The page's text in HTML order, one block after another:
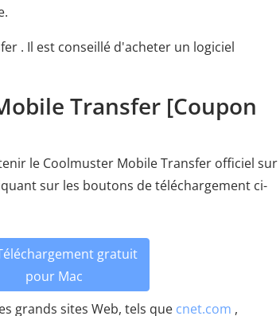
. Il est conseillé d'acheter un logiciel
Transfer [Coupon
le Coolmuster Mobile Transfer officiel sur
sur les boutons de téléchargement ci-
gratuit
pour Mac
grands sites Web, tels que cnet.com ,